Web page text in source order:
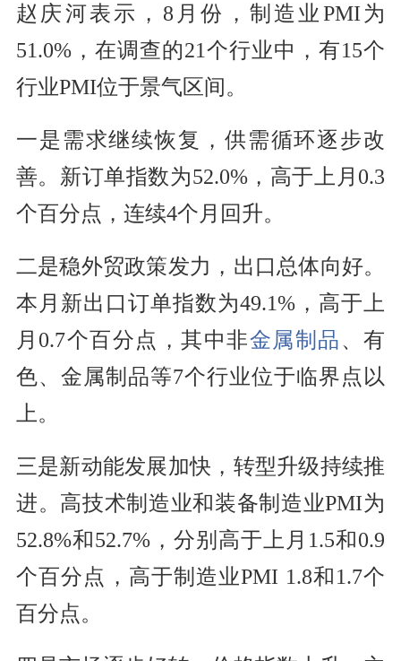
赵庆河表示，8月份，制造业PMI为
51.0%，在调查的21个行业中，有15个
行业PMI位于景气区间。
一是需求继续恢复，供需循环逐步改
善。新订单指数为52.0%，高于上月0.3
个百分点，连续4个月回升。
二是稳外贸政策发力，出口总体向好。
本月新出口订单指数为49.1%，高于上
月0.7个百分点，其中非金属制品、有
色、金属制品等7个行业位于临界点以
上。
三是新动能发展加快，转型升级持续推
进。高技术制造业和装备制造业PMI为
52.8%和52.7%，分别高于上月1.5和0.9
个百分点，高于制造业PMI 1.8和1.7个
百分点。